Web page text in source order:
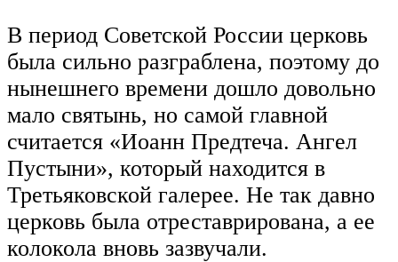
В период Советской России церковь
была сильно разграблена, поэтому до
нынешнего времени дошло довольно
мало святынь, но самой главной
считается «Иоанн Предтеча. Ангел
Пустыни», который находится в
Третьяковской галерее. Не так давно
церковь была отреставрирована, а ее
колокола вновь зазвучали.